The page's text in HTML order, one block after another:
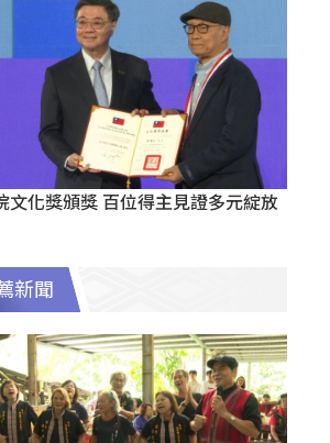
文化獎頒獎 百位得主見證多元綻放
新聞